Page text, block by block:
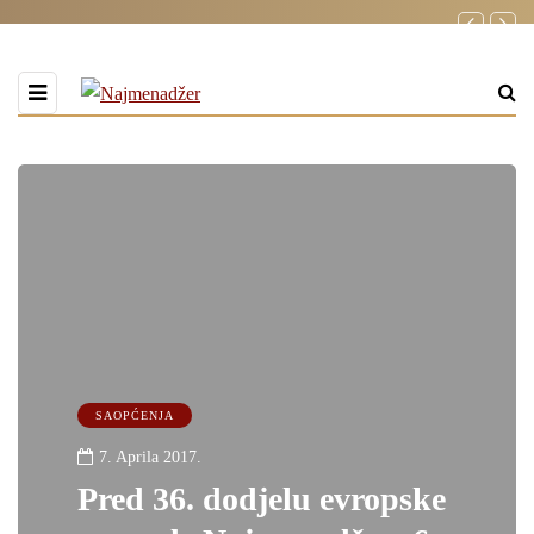
SAOPĆENJA
7. Aprila 2017.
Pred 36. dodjelu evropske